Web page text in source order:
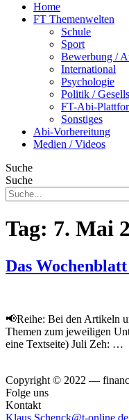
Home
FT Themenwelten
Schule
Sport
Bewerbung /
International
Psychologie
Politik /
FT-Abi-
Sonstiges
Abi-Vorbereitung
Medien / Videos
Suche
Suche
Tag: 7. Mai
Das
📢Reihe: Bei den Artikeln
Themen zum jeweiligen
eine Textseite) Juli Zeh: …
Copyright © 2022 —
Folge uns
Kontakt
Klaus.Schenck@t-online.de